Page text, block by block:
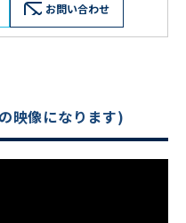
お問い合わせ
映像になります)